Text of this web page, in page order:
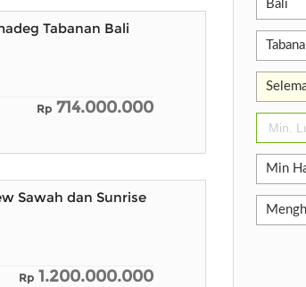
Tabanan Bali
Rp 714.000.000
Sawah dan Sunrise
Rp 1.200.000.000